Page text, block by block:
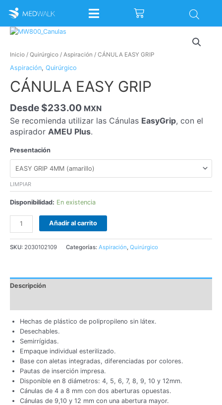
Cart
Inicio / Quirúrgico / Aspiración / CÁNULA EASY GRIP
Aspiración, Quirúrgico
CÁNULA EASY GRIP
Desde $233.00 MXN
Se recomienda utilizar las Cánulas EasyGrip, con el
aspirador AMEU Plus.
Presentación
LIMPIAR
Disponibilidad: En existencia
CÁNULA
GRIP
Añadir al carrito
SKU: 2030102109 Categorías: Aspiración, Quirúrgico
Descripción
Hechas de plástico de polipropileno sin látex.
Desechables.
Semirrígidas.
Empaque individual esterilizado.
Base con aletas integradas, diferenciadas por colores.
Pautas de inserción impresa.
Disponible en 8 diámetros: 4, 5, 6, 7, 8, 9, 10 y 12mm.
Cánulas de 4 a 8 mm con dos aberturas opuestas.
Cánulas de 9,10 y 12 mm con una abertura mayor.